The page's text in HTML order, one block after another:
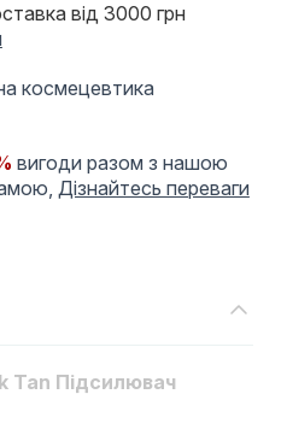
від 3000 грн
космецевтика
вигоди разом з нашою
Дізнайтесь переваги
Tan Підсилювач